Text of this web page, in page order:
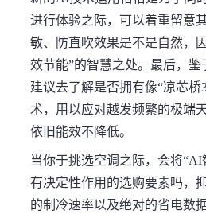
进行体验之际，可以着重留意
敏、防直吹效果是不是自然，
效节能”的智慧之处。最后，鉴
建议去了解是否拥有像“凉芯桥
术，用以应对越发频繁的极端
依旧能效不降低。
当你于挑选空调之际，会将
有决定性作用的选购要素吗，
的制冷速率以及绝对的省电数